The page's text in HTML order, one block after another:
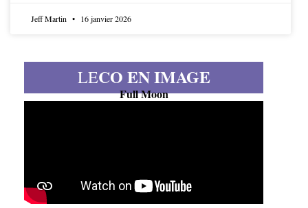
Jeff Martin 16 janvier 2026
LECO EN IMAGE
Full Moon